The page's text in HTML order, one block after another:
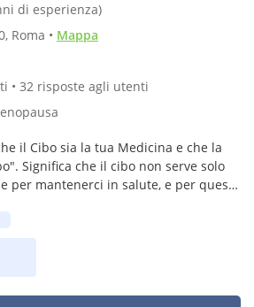
di esperienza)
Roma • Mappa
• 32 risposte agli utenti
il Cibo sia la tua Medicina e che la
Significa che il cibo non serve solo
per mantenerci in salute, e per questo